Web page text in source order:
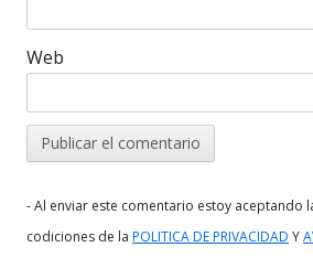
Web
- Al enviar este comentario estoy aceptando
codiciones de la POLITICA DE PRIVACIDAD Y